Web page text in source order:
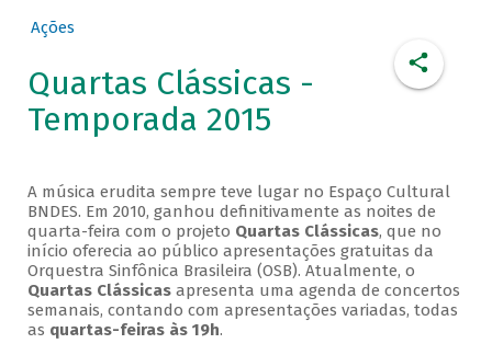
Ações
Quartas Clássicas -
Temporada 2015
A música erudita sempre teve lugar no Espaço Cultural
BNDES. Em 2010, ganhou definitivamente as noites de
quarta-feira com o projeto Quartas Clássicas, que no
início oferecia ao público apresentações gratuitas da
Orquestra Sinfônica Brasileira (OSB). Atualmente, o
Quartas Clássicasapresenta uma agenda de concertos
semanais, contando com apresentações variadas, todas
as quartas-feiras às 19h.